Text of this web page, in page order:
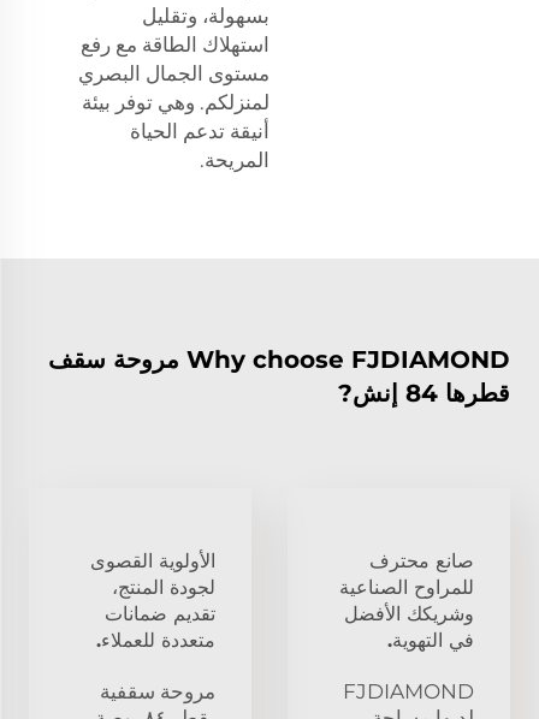
بسهولة، وتقليل
استهلاك الطاقة مع رفع
مستوى الجمال البصري
لمنزلكم. وهي توفر بيئة
أنيقة تدعم الحياة
المريحة.
Why choose FJDIAMOND مروحة سقف
قطرها 84 إنش?
صانع محترف
للمراوح الصناعية
وشريكك الأفضل
في التهوية.
FJDIAMOND
الأولوية القصوى
لجودة المنتج،
تقديم ضمانات
متعددة للعملاء.
مروحة سقفية